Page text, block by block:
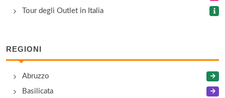
Antonella
via Varese 13, Muggiò
Tour degli Outlet in Italia
REGIONI
Abruzzo
Basilicata